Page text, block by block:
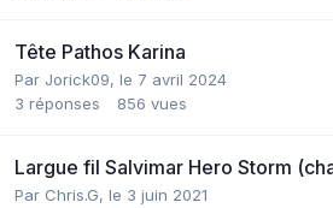
Tête Pathos Karina
Par Jorick09, le 7 avril 2024
3 réponses 856 vues
Largue fil Salvimar Hero Storm
Par Chris.G, le 3 juin 2021